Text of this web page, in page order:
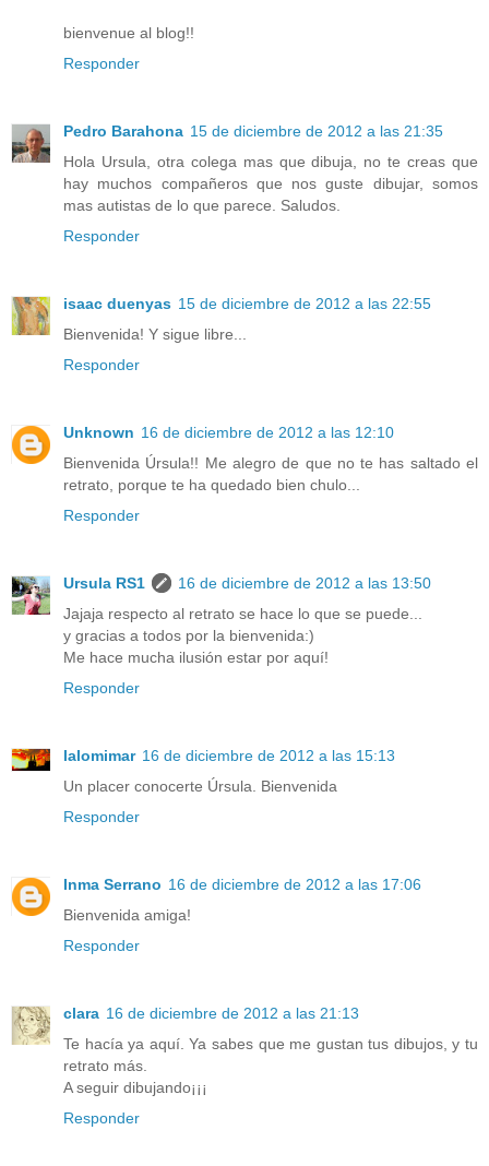
bienvenue al blog!!
Responder
Pedro Barahona 15 de diciembre de 2012 a las 21:35
Hola Ursula, otra colega mas que dibuja, no te creas que
hay muchos compañeros que nos guste dibujar, somos
mas autistas de lo que parece. Saludos.
Responder
isaac duenyas 15 de diciembre de 2012 a las 22:55
Bienvenida! Y sigue libre...
Responder
Unknown 16 de diciembre de 2012 a las 12:10
Bienvenida Úrsula!! Me alegro de que no te has saltado el
retrato, porque te ha quedado bien chulo...
Responder
Ursula RS1
16 de diciembre de 2012 a las 13:50
Jajaja respecto al retrato se hace lo que se puede...
y gracias a todos por la bienvenida:)
Me hace mucha ilusión estar por aquí!
Responder
lalomimar 16 de diciembre de 2012 a las 15:13
Un placer conocerte Úrsula. Bienvenida
Responder
Inma Serrano 16 de diciembre de 2012 a las 17:06
Bienvenida amiga!
Responder
clara 16 de diciembre de 2012 a las 21:13
Te hacía ya aquí. Ya sabes que me gustan tus dibujos, y tu
retrato más.
A seguir dibujando¡¡¡
Responder